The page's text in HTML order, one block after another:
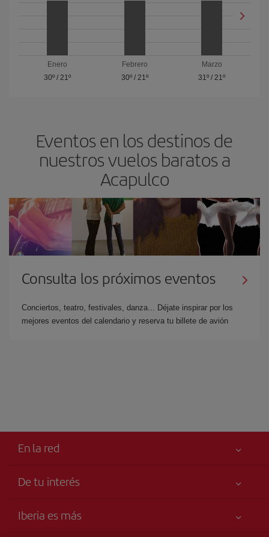
Enero
30º/ 21º
Febrero
30º/ 21º
Marzo
31º /21º
Eventos en los destinos de
nuestros vuelos baratos a
Acapulco
Consulta los próximos eventos
Conciertos, teatro, festivales, danza... Déjate inspirar por los
mejores eventos del calendario y reserva tu billete de avión
En la red
De tu interés
Declaración de accesibilidad
Iberia es más